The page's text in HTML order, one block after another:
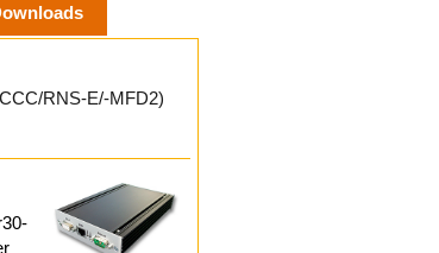
RNS-E/-MFD2)